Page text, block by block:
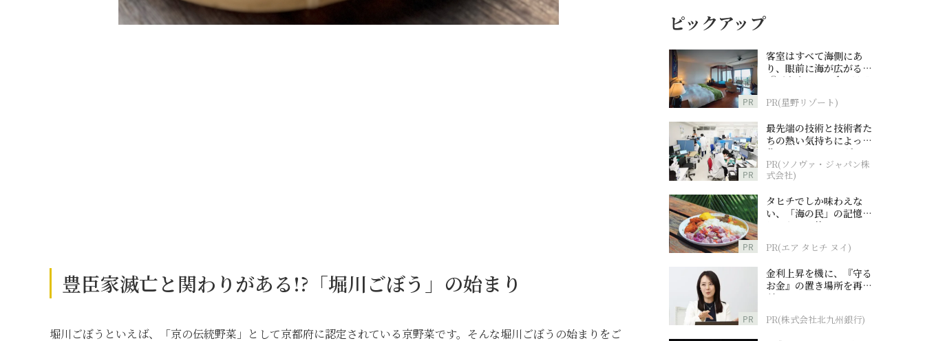
豊臣家滅亡と関わりがある!?「堀川ごぼう」の始まり
堀川ごぼうといえば、「京の伝統野菜」として京都府に認定されている京野菜です。そんな堀川ごぼうの始まりをご
ピックアップ
PR
客室はすべて海側にあ
り、眼前に海が広がる
『西表島ホテル by 星野
PR(星野リゾート)
PR
最先端の技術と技術者た
ちの熱い気持ちによって
作られているオーダーメ
イド補聴器
PR(ソノヴァ・ジャパン株
式会社)
PR
タヒチでしか味わえな
い、「海の民」の記憶へ
とつながる旅
PR(エア タヒチ ヌイ)
PR
金利上昇を機に、『守る
お金』の置き場所を再検
討
PR(株式会社北九州銀行)